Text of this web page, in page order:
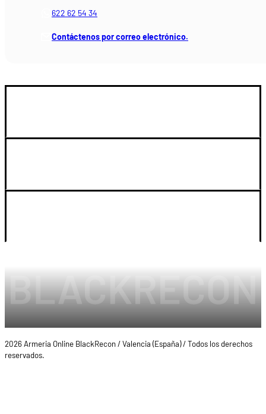
622 62 54 34
Contáctenos por correo electrónico.
2026 Armeria Online BlackRecon / Valencia (España) / Todos los derechos
reservados.